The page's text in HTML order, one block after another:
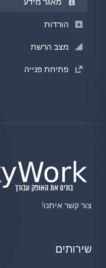
הורדות
מצב הרשת
פתיחת פנייה
צור קשר איתנו!
שירותים